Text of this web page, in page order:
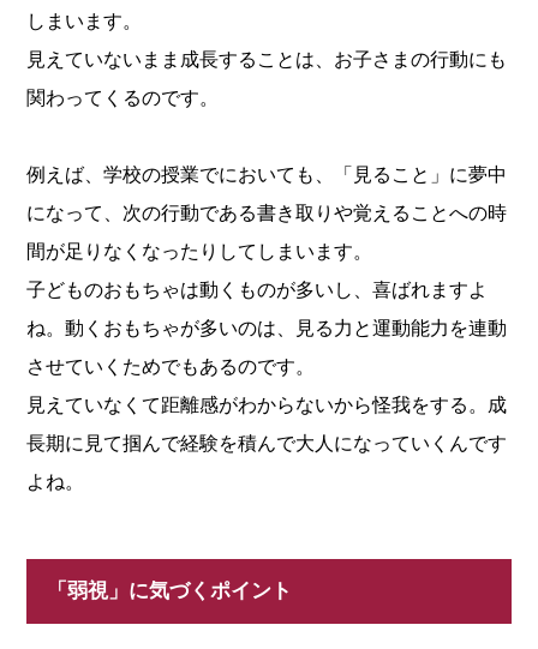
しまいます。
見えていないまま成長することは、お子さまの行動にも
関わってくるのです。
例えば、学校の授業でにおいても、「見ること」に夢中
になって、次の行動である書き取りや覚えることへの時
間が足りなくなったりしてしまいます。
子どものおもちゃは動くものが多いし、喜ばれますよ
ね。動くおもちゃが多いのは、見る力と運動能力を連動
させていくためでもあるのです。
見えていなくて距離感がわからないから怪我をする。成
長期に見て掴んで経験を積んで大人になっていくんです
よね。
「弱視」に気づくポイント